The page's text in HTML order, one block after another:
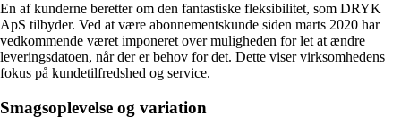
En af kunderne beretter om den fantastiske fleksibilitet, som DRYK
ApS tilbyder. Ved at være abonnementskunde siden marts 2020 har
vedkommende været imponeret over muligheden for let at ændre
leveringsdatoen, når der er behov for det. Dette viser virksomhedens
fokus på kundetilfredshed og service.
Smagsoplevelse og variation